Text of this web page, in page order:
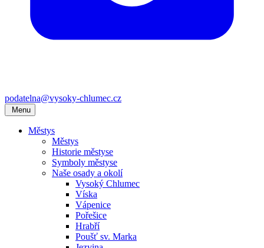
podatelna@vysoky-chlumec.cz
Menu
Městys
Městys
Historie městyse
Symboly městyse
Naše osady a okolí
Vysoký Chlumec
Víska
Vápenice
Pořešice
Hrabří
Poušť sv. Marka